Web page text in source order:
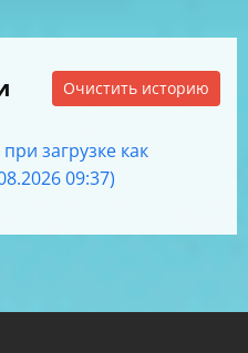
Очистить историю
загрузке как
09:37)